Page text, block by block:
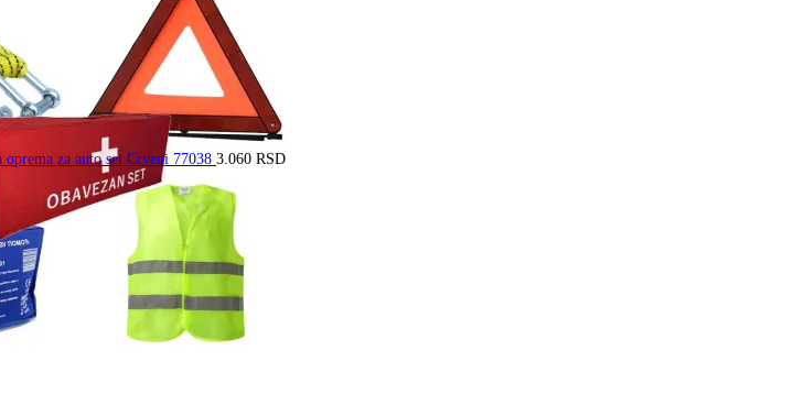
oprema za auto set Crveni 77038 3.060 RSD